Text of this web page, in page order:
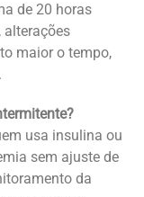
de 20 horas
alterações
maior o tempo,
usa insulina ou
sem ajuste de
da